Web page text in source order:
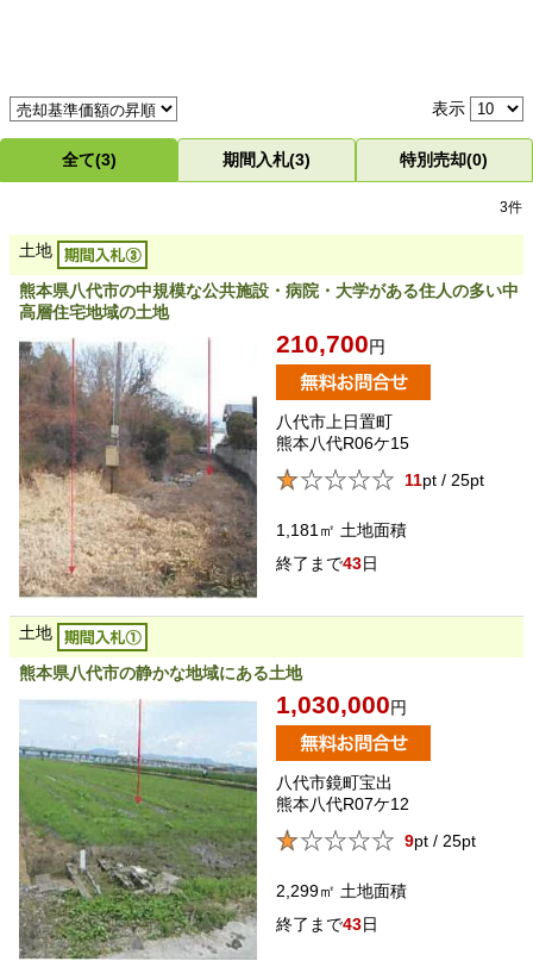
表示
全て(3) 期間入札(3) 特別売却(0)
3件
土地
熊本県八代市の中規模な公共施設・病院・大学がある住人の多い中
高層住宅地域の土地
210,700円
八代市上日置町
熊本八代R06ケ15
11pt / 25pt
1,181㎡ 土地面積
43日
土地
熊本県八代市の静かな地域にある土地
1,030,000円
八代市鏡町宝出
熊本八代R07ケ12
9pt / 25pt
2,299㎡ 土地面積
43日